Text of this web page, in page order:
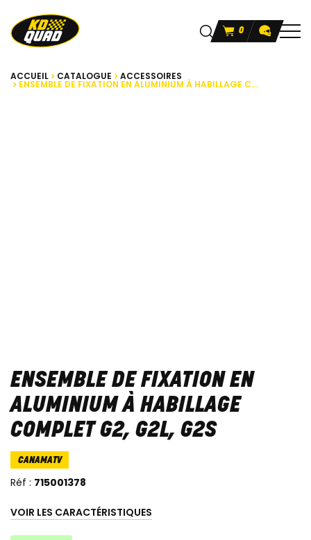
0
ACCUEIL CATALOGUE ACCESSOIRES
ENSEMBLE DE FIXATION EN ALUMINIUM À HABILLAGE C...
ENSEMBLE DE FIXATION EN
ALUMINIUM À HABILLAGE
COMPLET G2, G2L, G2S
CANAMATV
Réf : 715001378
VOIR LES CARACTÉRISTIQUES